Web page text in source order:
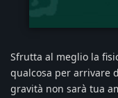
Sfrutta al meglio la
qualcosa per arrivare
gravità non sarà tua